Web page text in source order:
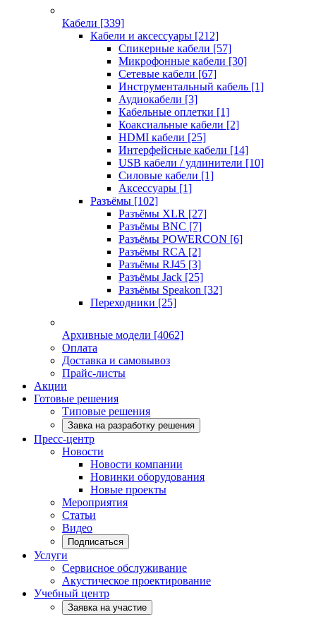
Кабели [339]
Кабели и аксессуары [212]
Спикерные кабели [57]
Микрофонные кабели [30]
Сетевые кабели [67]
Инструментальный кабель [1]
Аудиокабели [3]
Кабельные оплетки [1]
Коаксиальные кабели [2]
HDMI кабели [25]
Интерфейсные кабели [14]
USB кабели / удлинители [10]
Силовые кабели [1]
Аксессуары [1]
Разъёмы [102]
Разъёмы XLR [27]
Разъёмы BNC [7]
Разъёмы POWERCON [6]
Разъёмы RCA [2]
Разъёмы RJ45 [3]
Разъёмы Jack [25]
Разъёмы Speakon [32]
Переходники [25]
Архивные модели [4062]
Оплата
Доставка и самовывоз
Прайс-листы
Акции
Готовые решения
Типовые решения
Завка на разработку решения
Пресс-центр
Новости
Новости компании
Новинки оборудования
Новые проекты
Мероприятия
Статьи
Видео
Подписаться
Услуги
Сервисное обслуживание
Акустическое проектирование
Учебный центр
Заявка на участие